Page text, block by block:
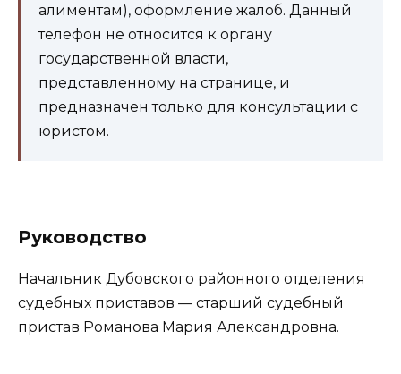
алиментам), оформление жалоб. Данный
телефон не относится к органу
государственной власти,
представленному на странице, и
предназначен только для консультации с
юристом.
Руководство
Начальник Дубовского районного отделения
судебных приставов — старший судебный
пристав Романова Мария Александровна.